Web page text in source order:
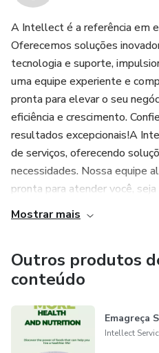
A ascensão das
blockchain introduziu novas
digital. Transações
descentralizadas são agora
estão explorando maneiras
para oferecer serviços mais
A transformação digital não é
corporações. Pequenas
individuais encontram no
freelancers e marketplaces
ambiente virtual.
Contudo, a evolução do
desafios. Questões
A Intellect é a referência em
Oferecemos soluções
tecnologia e suporte,
uma equipe experiente e
pronta para elevar o seu
eficiência e crescimento.
resultados excepcionais!A
de serviços, oferecendo
necessidades. Nossa equipe
pronta para atender você,
Mostrar mais
Outros produtos
conteúdo
Emagreça
Intellect